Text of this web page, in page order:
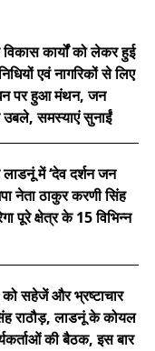
कार्यों को लेकर हुई
एवं नागरिकों से लिए
पर हुआ मंथन, जन
उबले, समस्याएं सुनाईं
में ‘देव दर्शन जन
नेता ठाकुर करणी सिंह
पूरे क्षेत्र के 15 विभिन्न
को सहेजें और भ्रष्टाचार
राठौड़, लाडनूं के कोयल
की बैठक, इस बार